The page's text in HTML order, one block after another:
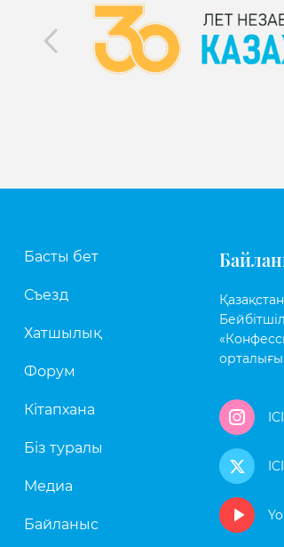
Басты бет
Съезд
Хатшылық
Форум
Кітапхана
Біз туралы
Медиа
Байланыс